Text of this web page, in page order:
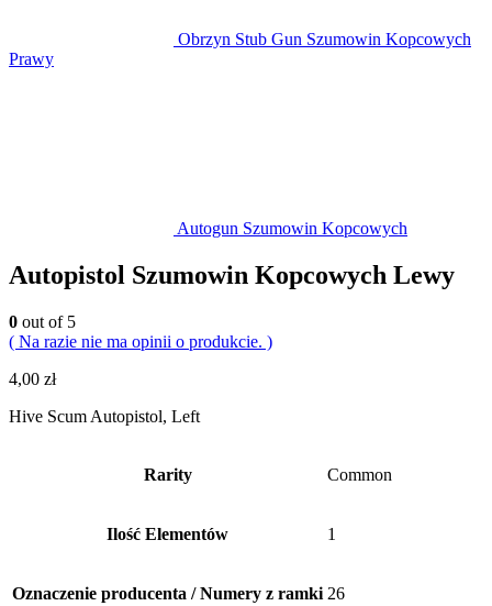
Obrzyn Stub Gun Szumowin Kopcowych
Prawy
Autogun Szumowin Kopcowych
Autopistol Szumowin Kopcowych Lewy
0 out of 5
( Na razie nie ma opinii o produkcie. )
4,00 zł
Hive Scum Autopistol, Left
Rarity Common
Ilość Elementów 1
Oznaczenie producenta / Numery z ramki 26